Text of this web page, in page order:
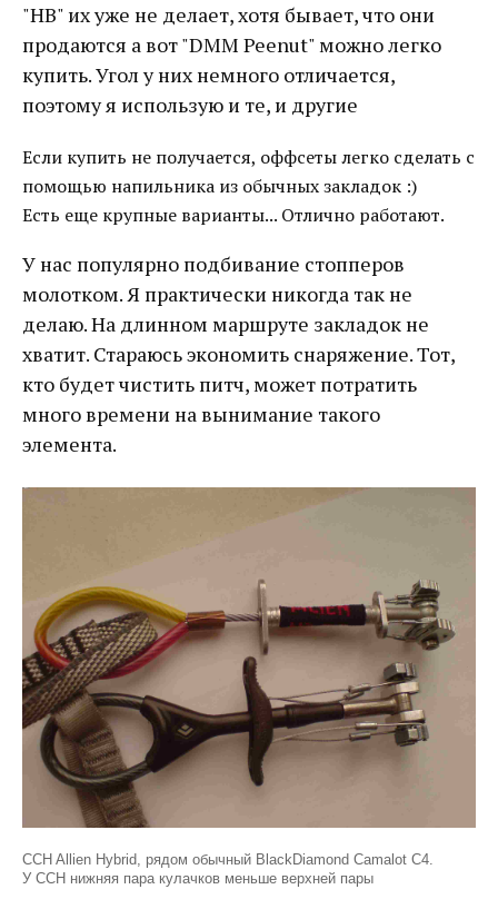
"HB" их уже не делает, хотя бывает, что они
продаются а вот "DMM Peenut" можно легко
купить. Угол у них немного отличается,
поэтому я использую и те, и другие
Если купить не получается, оффсеты легко сделать с
помощью напильника из обычных закладок :)
Есть еще крупные варианты... Отлично работают.
У нас популярно подбивание стопперов
молотком. Я практически никогда так не
делаю. На длинном маршруте закладок не
хватит. Стараюсь экономить снаряжение. Тот,
кто будет чистить питч, может потратить
много времени на вынимание такого
элемента.
CCH Allien Hybrid, рядом обычный BlackDiamond Camalot C4.
У CCH нижняя пара кулачков меньше верхней пары